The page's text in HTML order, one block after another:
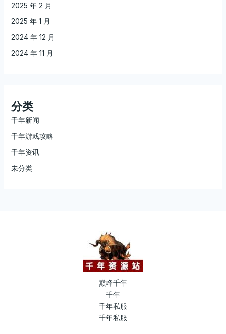
2025 年 2 月
2025 年 1 月
2024 年 12 月
2024 年 11 月
分类
千年新闻
千年游戏攻略
千年资讯
未分类
巅峰千年
千年
千年私服
千年私服